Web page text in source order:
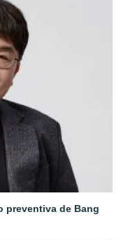
preventiva de Bang